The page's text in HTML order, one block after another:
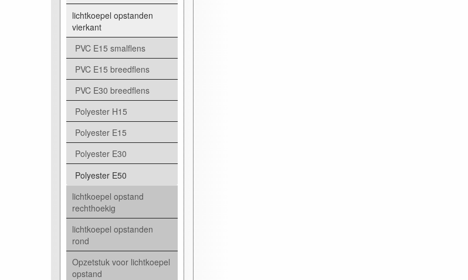
lichtkoepel opstanden
vierkant
PVC E15 smalflens
PVC E15 breedflens
PVC E30 breedflens
Polyester H15
Polyester E15
Polyester E30
Polyester E50
lichtkoepel opstand
rechthoekig
lichtkoepel opstanden
rond
Opzetstuk voor lichtkoepel
opstand